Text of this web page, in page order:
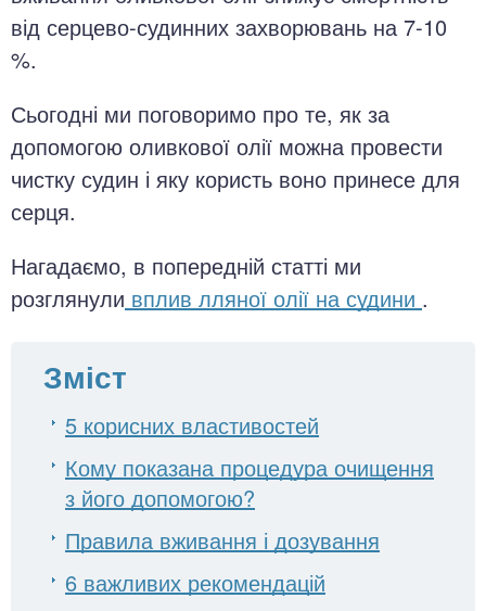
від серцево-судинних захворювань на 7-10
%.
Сьогодні ми поговоримо про те, як за
допомогою оливкової олії можна провести
чистку судин і яку користь воно принесе для
серця.
Нагадаємо, в попередній статті ми
розглянули вплив лляної олії на судини .
Зміст
5 корисних властивостей
Кому показана процедура очищення
з його допомогою?
Правила вживання і дозування
6 важливих рекомендацій